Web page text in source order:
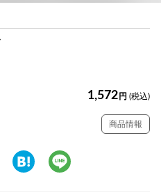
1,572 円 (税込)
商品情報